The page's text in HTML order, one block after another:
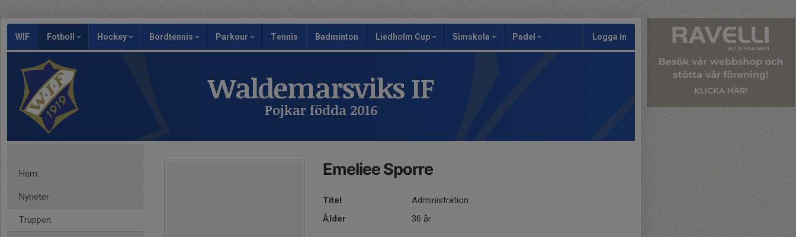
WIF Fotboll Hockey Bordtennis Parkour Tennis Badminton Liedholm Cup Simskola Padel Logga in
Waldemarsviks IF
Pojkar födda 2016
Hem
Nyheter
Truppen
Emeliee Sporre
Titel
Administration
Ålder
36 år